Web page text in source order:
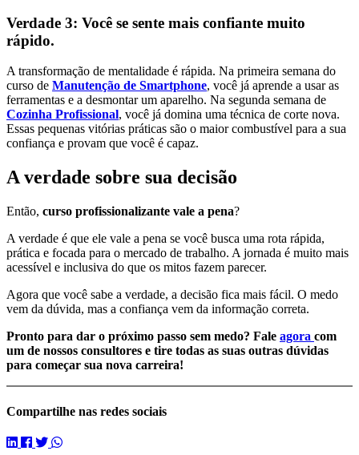
Verdade 3: Você se sente mais confiante muito
rápido.
A transformação de mentalidade é rápida. Na primeira semana do
curso de Manutenção de Smartphone, você já aprende a usar as
ferramentas e a desmontar um aparelho. Na segunda semana de
Cozinha Profissional, você já domina uma técnica de corte nova.
Essas pequenas vitórias práticas são o maior combustível para a sua
confiança e provam que você é capaz.
A verdade sobre sua decisão
Então, curso profissionalizante vale a pena?
A verdade é que ele vale a pena se você busca uma rota rápida,
prática e focada para o mercado de trabalho. A jornada é muito mais
acessível e inclusiva do que os mitos fazem parecer.
Agora que você sabe a verdade, a decisão fica mais fácil. O medo
vem da dúvida, mas a confiança vem da informação correta.
Pronto para dar o próximo passo sem medo? Fale agora com
um de nossos consultores e tire todas as suas outras dúvidas
para começar sua nova carreira!
Compartilhe nas redes sociais